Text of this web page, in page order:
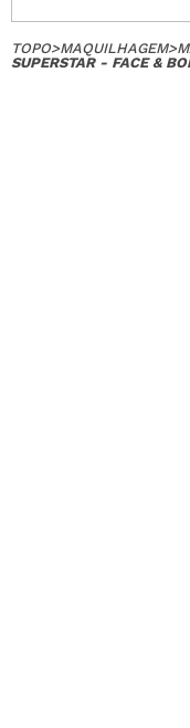
TOPO>MAQUILHAGEM>
SUPERSTAR - FACE &